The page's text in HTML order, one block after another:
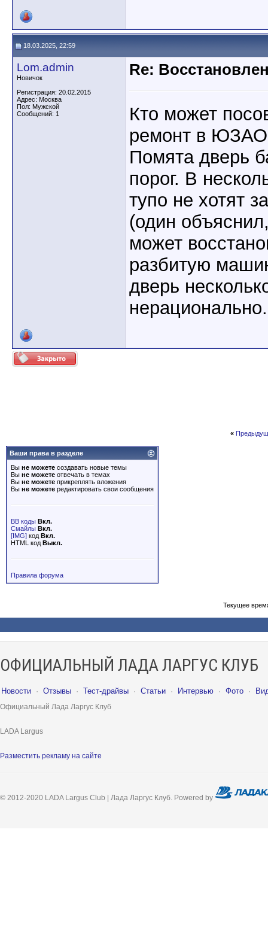
18.03.2025, 22:59
Lom.admin
Новичок
Регистрация: 20.02.2015
Адрес: Москва
Пол: Мужской
Сообщений: 1
Re:
Кто может
ремонт в
Помята дверь
порог. В
тупо не хотят
(один
может
разбитую
дверь
«
Ваши права в разделе
Вы не можете создавать новые темы
Вы не можете отвечать в темах
Вы не можете прикреплять вложения
Вы не можете редактировать свои сообщения
BB коды Вкл.
Смайлы Вкл.
[IMG] код Вкл.
HTML код Выкл.
Правила форума
Текущее
ОФИЦИАЛЬНЫЙ ЛАДА ЛАРГУС КЛУБ
Новости · Отзывы · Тест-драйвы · Статьи · Интервью · Фото ·
Официальный Лада Ларгус Клуб
LADA Largus
Разместить рекламу на сайте
© 2012-2020 LADA Largus Club | Лада Ларгус Клуб. Powered by